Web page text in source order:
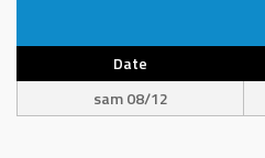
Date
sam 08/12